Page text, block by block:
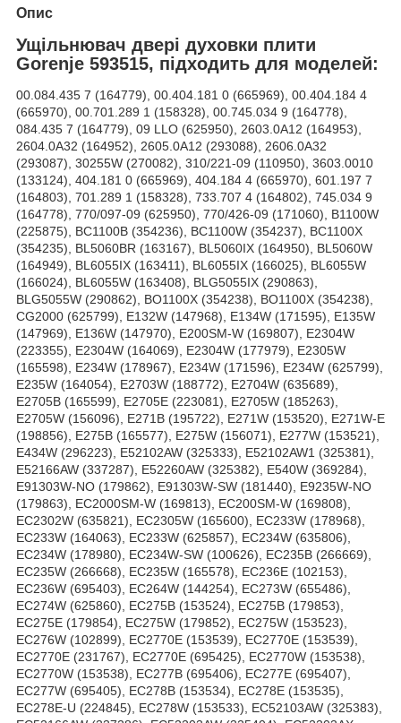
Опис
Ущільнювач двері духовки плити
Gorenje 593515, підходить для моделей:
00.084.435 7 (164779), 00.404.181 0 (665969), 00.404.184 4
(665970), 00.701.289 1 (158328), 00.745.034 9 (164778),
084.435 7 (164779), 09 LLO (625950), 2603.0A12 (164953),
2604.0A32 (164952), 2605.0A12 (293088), 2606.0A32
(293087), 30255W (270082), 310/221-09 (110950), 3603.0010
(133124), 404.181 0 (665969), 404.184 4 (665970), 601.197 7
(164803), 701.289 1 (158328), 733.707 4 (164802), 745.034 9
(164778), 770/097-09 (625950), 770/426-09 (171060), B1100W
(225875), BC1100B (354236), BC1100W (354237), BC1100X
(354235), BL5060BR (163167), BL5060IX (164950), BL5060W
(164949), BL6055IX (163411), BL6055IX (166025), BL6055W
(166024), BL6055W (163408), BLG5055IX (290863),
BLG5055W (290862), BO1100X (354238), BO1100X (354238),
CG2000 (625799), E132W (147968), E134W (171595), E135W
(147969), E136W (147970), E200SM-W (169807), E2304W
(223355), E2304W (164069), E2304W (177979), E2305W
(165598), E234W (178967), E234W (171596), E234W (625799),
E235W (164054), E2703W (188772), E2704W (635689),
E2705B (165599), E2705E (223081), E2705W (185263),
E2705W (156096), E271B (195722), E271W (153520), E271W-E
(198856), E275B (165577), E275W (156071), E277W (153521),
E434W (296223), E52102AW (325333), E52102AW1 (325381),
E52166AW (337287), E52260AW (325382), E540W (369284),
E91303W-NO (179862), E91303W-SW (181440), E9235W-NO
(179863), EC2000SM-W (169813), EC200SM-W (169808),
EC2302W (635821), EC2305W (165600), EC233W (178968),
EC233W (164063), EC233W (625857), EC234W (635806),
EC234W (178980), EC234W-SW (100626), EC235B (266669),
EC235W (266668), EC235W (165578), EC236E (102153),
EC236W (695403), EC264W (144254), EC273W (655486),
EC274W (625860), EC275B (153524), EC275B (179853),
EC275E (179854), EC275W (179852), EC275W (153523),
EC276W (102899), EC2770E (153539), EC2770E (153539),
EC2770E (231767), EC2770E (695425), EC2770W (153538),
EC2770W (153538), EC277B (695406), EC277E (695407),
EC277W (695405), EC278B (153534), EC278E (153535),
EC278E-U (224845), EC278W (153533), EC52103AW (325383),